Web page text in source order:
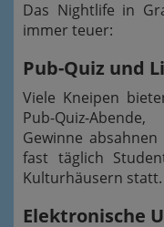
Das Nightlife in
immer teuer:
Pub-Quiz und
Viele Kneipen
Pub-Quiz-
Gewinne
fast täglich
Kulturhäusern statt.
Elektronische